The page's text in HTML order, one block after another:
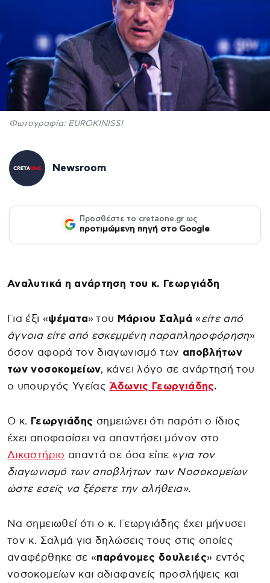
Φωτογραφία: EUROKINISSI
Newsroom
Προσθέστε το cretaone.gr ως
προτιμώμενη πηγή στο Google
Αναλυτικά η ανάρτηση του κ. Γεωργιάδη
Για έξι «ψέματα» του Μάριου Σαλμά «είτε από
άγνοια είτε από εσκεμμένη παραπληροφόρηση»
όσον αφορά τον διαγωνισμό των αποβλήτων
των νοσοκομείων, κάνει λόγο σε ανάρτησή του
ο υπουργός Υγείας Άδωνις Γεωργιάδης.
Ο κ. Γεωργιάδης σημειώνει ότι παρότι ο ίδιος
έχει αποφασίσει να απαντήσει μόνον στο
Δικαστήριο απαντά σε όσα είπε «για τον
διαγωνισμό των αποβλήτων των Νοσοκομείων
ώστε εσείς να ξέρετε την αλήθεια».
Να σημειωθεί ότι ο κ. Γεωργιάδης έχει μήνυσει
τον κ. Σαλμά για δηλώσεις τους στις οποίες
αναφέρθηκε σε «παράνομες δουλειές» εντός
νοσοκομείων και αδιαφανείς προσλήψεις και